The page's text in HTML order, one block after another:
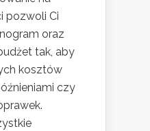
pozwoli Ci
oraz
tak, aby
kosztów
czy